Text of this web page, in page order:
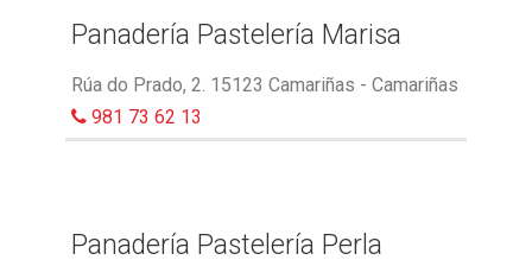
Panadería Pastelería Marisa
Rúa do Prado, 2. 15123 Camariñas - Camariñas
981 73 62 13
Panadería Pastelería Perla